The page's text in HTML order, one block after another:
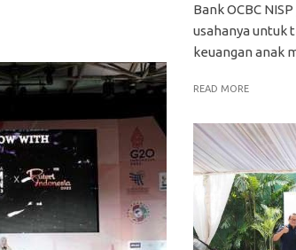
Bank OCBC
usahanya untuk
keuangan anak
READ MORE